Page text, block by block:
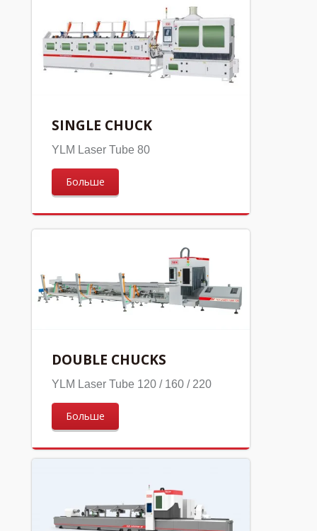
SINGLE CHUCK
YLM Laser Tube 80
Больше
DOUBLE CHUCKS
YLM Laser Tube 120 / 160 / 220
Больше